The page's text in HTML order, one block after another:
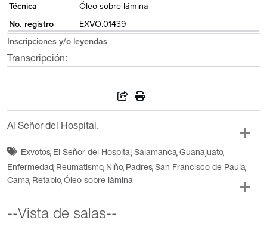
Técnica
Óleo sobre lámina
No. registro
EXVO.01439
Inscripciones y/o leyendas
Transcripción:
Al Señor del Hospital.
Exvotos El Señor del Hospital Salamanca Guanajuato
Enfermedad Reumatismo Niño Padres San Francisco de Paula
Cama Retablo Óleo sobre lámina
--Vista de salas--